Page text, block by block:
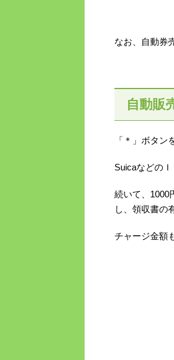
なお、自動券
自動販
「＊」ボタン
Suicaなどの
続いて、1000
し、領収書の
チャージ金額